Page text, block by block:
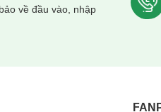
về đầu vào, nhập